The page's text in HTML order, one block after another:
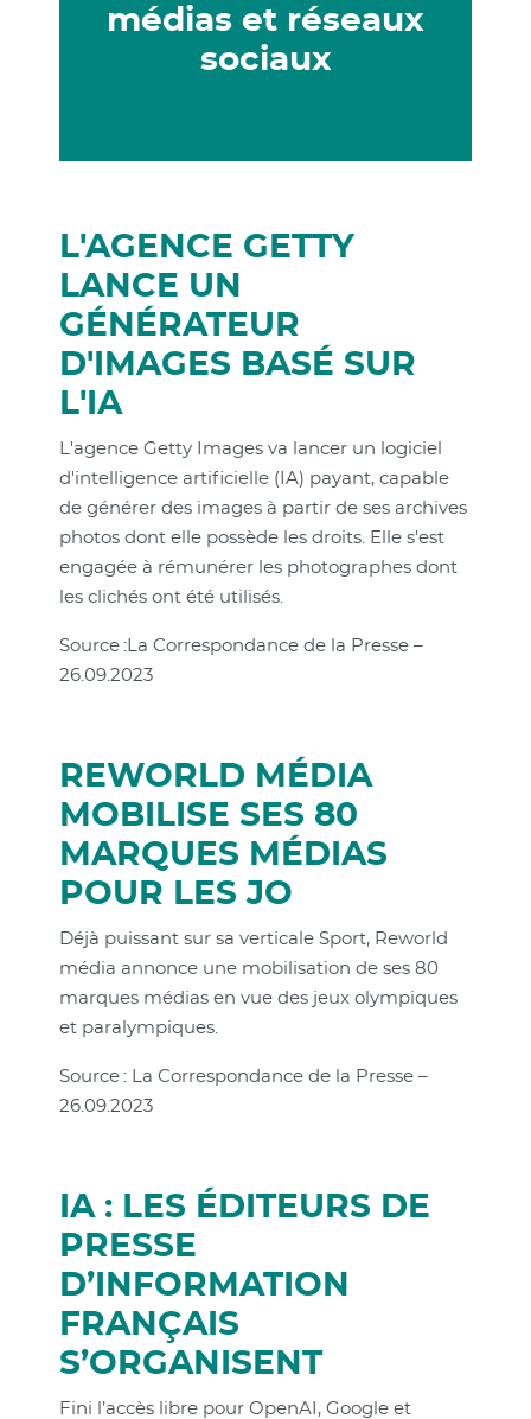
médias et réseaux
sociaux
L'AGENCE GETTY
LANCE UN
GÉNÉRATEUR
D'IMAGES BASÉ SUR
L'IA
L'agence Getty Images va lancer un logiciel
d'intelligence artificielle (IA) payant, capable
de générer des images à partir de ses archives
photos dont elle possède les droits. Elle s'est
engagée à rémunérer les photographes dont
les clichés ont été utilisés.
Source :La Correspondance de la Presse –
26.09.2023
REWORLD MÉDIA
MOBILISE SES 80
MARQUES MÉDIAS
POUR LES JO
Déjà puissant sur sa verticale Sport, Reworld
média annonce une mobilisation de ses 80
marques médias en vue des jeux olympiques
et paralympiques.
Source : La Correspondance de la Presse –
26.09.2023
IA : LES ÉDITEURS DE
PRESSE
D’INFORMATION
FRANÇAIS
S’ORGANISENT
Fini l’accès libre pour OpenAI, Google et